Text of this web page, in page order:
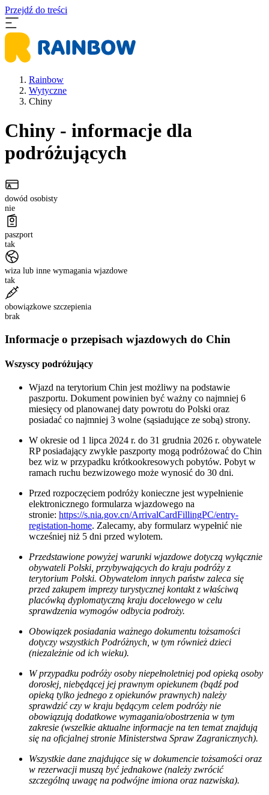
Przejdź do treści
Rainbow
Wytyczne
Chiny
Chiny - informacje dla
podróżujących
dowód osobisty
nie
paszport
tak
wiza lub inne wymagania wjazdowe
tak
obowiązkowe szczepienia
brak
Informacje o przepisach wjazdowych do Chin
Wszyscy podróżujący
Wjazd na terytorium Chin jest możliwy na podstawie
paszportu. Dokument powinien być ważny co najmniej 6
miesięcy od planowanej daty powrotu do Polski oraz
posiadać co najmniej 3 wolne (sąsiadujące ze sobą) strony.
W okresie od 1 lipca 2024 r. do 31 grudnia 2026 r. obywatele
RP posiadający zwykłe paszporty mogą podróżować do Chin
bez wiz w przypadku krótkookresowych pobytów. Pobyt w
ramach ruchu bezwizowego może wynosić do 30 dni.
Przed rozpoczęciem podróży konieczne jest wypełnienie
elektronicznego formularza wjazdowego na
stronie: https://s.nia.gov.cn/ArrivalCardFillingPC/entry-
registation-home. Zalecamy, aby formularz wypełnić nie
wcześniej niż 5 dni przed wylotem.
Przedstawione powyżej warunki wjazdowe dotyczą wyłącznie
obywateli Polski, przybywających do kraju podróży z
terytorium Polski. Obywatelom innych państw zaleca się
przed zakupem imprezy turystycznej kontakt z właściwą
placówką dyplomatyczną kraju docelowego w celu
sprawdzenia wymogów odbycia podroży.
​Obowiązek posiadania ważnego dokumentu tożsamości
dotyczy wszystkich Podróżnych, w tym również dzieci
(niezależnie od ich wieku).
W przypadku podróży osoby niepełnoletniej pod opieką osoby
dorosłej, niebędącej jej prawnym opiekunem (bądź pod
opieką tylko jednego z opiekunów prawnych) należy
sprawdzić czy w kraju będącym celem podróży nie
obowiązują dodatkowe wymagania/obostrzenia w tym
zakresie (wszelkie aktualne informacje na ten temat znajdują
się na oficjalnej stronie Ministerstwa Spraw Zagranicznych).
Wszystkie dane znajdujące się w dokumencie tożsamości oraz
w rezerwacji muszą być jednakowe (należy zwrócić
szczególną uwagę na podwójne imiona oraz nazwiska).